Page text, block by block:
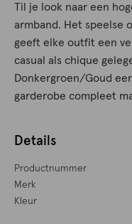
Til je look naar een
armband. Het speelse
geeft elke outfit een
casual als chique
Donkergroen/Goud
garderobe compleet
Details
Productnummer
Merk
Kleur